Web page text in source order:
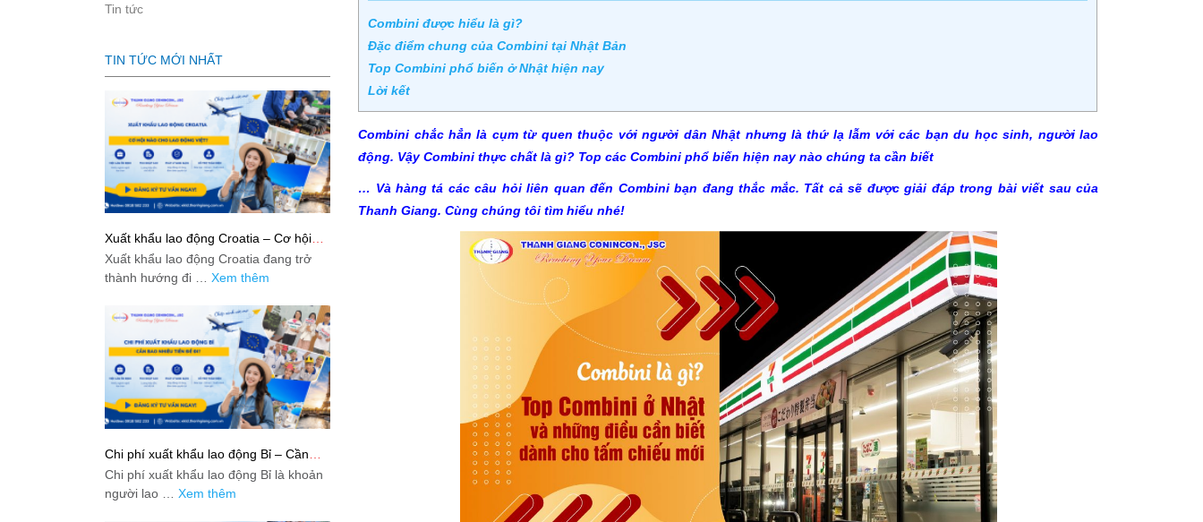
Combini được hiểu là gì?
Đặc điểm chung của Combini tại Nhật Bản
Top Combini phổ biến ở Nhật hiện nay
Lời kết
Combini chắc hẳn là cụm từ quen thuộc với người dân Nhật nhưng là thứ lạ lẫm với các bạn du học sinh, người lao
động. Vậy Combini thực chất là gì? Top các Combini phổ biến hiện nay nào chúng ta cần biết
… Và hàng tá các câu hỏi liên quan đến Combini bạn đang thắc mắc. Tất cả sẽ được giải đáp trong bài viết sau của
Thanh Giang. Cùng chúng tôi tìm hiểu nhé!
Tin tức
TIN TỨC MỚI NHẤT
Xuất khẩu lao động Croatia – Cơ hội
nào cho lao động Việt?
Xuất khẩu lao động Croatia đang trở
thành hướng đi … Xem thêm
Chi phí xuất khẩu lao động Bỉ – Cần
bao nhiêu tiền để đi?
Chi phí xuất khẩu lao động Bỉ là khoản
người lao … Xem thêm